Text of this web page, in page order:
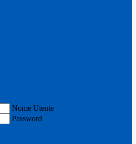
Nome Utente
Password